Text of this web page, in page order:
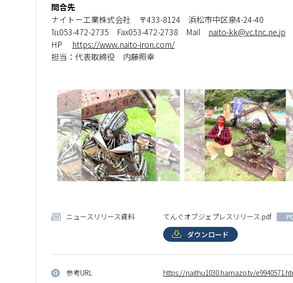
問合先
ナイトー工業株式会社 〒433-8124 浜松市中区泉4-24-40
℡053-472-2735 Fax053-472-2738 Mail naito-kk@vc.tnc.ne.jp
HP https://www.naito-iron.com/
担当：代表取締役 内藤照幸
ニュースリリース資料 てんぐオブジェプレスリリース.pdf
ダウンロード
参考URL https://naithu1030.hamazo.tv/